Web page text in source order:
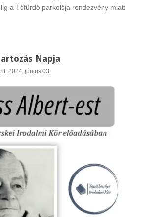
a Tófürdő parkolója rendezvény miatt
Napja
2024. június 03.